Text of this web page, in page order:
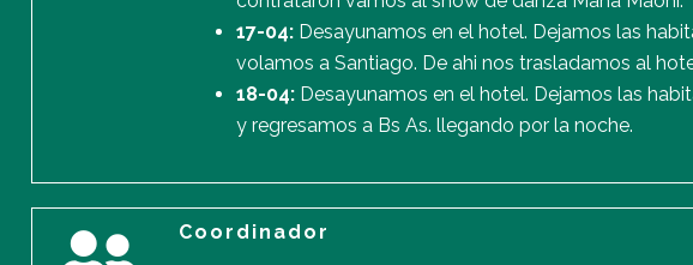
17-04:Desayunamos en el hotel. Dejamos las
volamos a Santiago. De ahi nos trasladamos al
18-04:Desayunamos en el hotel. Dejamos las
y regresamos a Bs As. llegando por la noche.
Coordinador